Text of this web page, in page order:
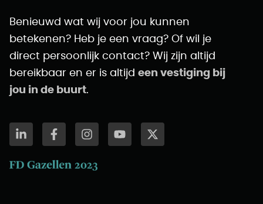
Benieuwd wat wij voor jou kunnen
betekenen? Heb je een vraag? Of wil je
direct persoonlijk contact? Wij zijn altijd
bereikbaar en er is altijd een vestiging bij
jou in de buurt.